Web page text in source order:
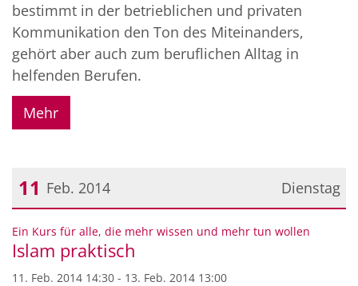
bestimmt in der betrieblichen und privaten
Kommunikation den Ton des Miteinanders,
gehört aber auch zum beruflichen Alltag in
helfenden Berufen.
Mehr
Dienstag
11 Feb. 2014
Datum: 11. Februar 2014
Ein Kurs für alle, die mehr wissen und mehr tun wollen
Islam praktisch
11. Feb. 2014 14:30 - 13. Feb. 2014 13:00